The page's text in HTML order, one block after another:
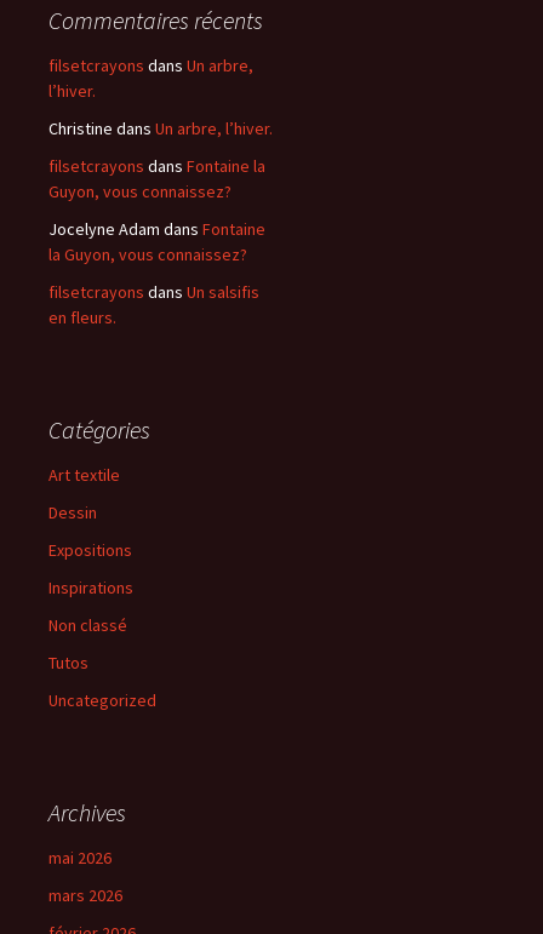
Commentaires récents
filsetcrayons dans Un arbre,
l’hiver.
Christine dans Un arbre, l’hiver.
filsetcrayons dans Fontaine la
Guyon, vous connaissez?
Jocelyne Adam dans Fontaine
la Guyon, vous connaissez?
filsetcrayons dans Un salsifis
en fleurs.
Catégories
Art textile
Dessin
Expositions
Inspirations
Non classé
Tutos
Uncategorized
Archives
mai 2026
mars 2026